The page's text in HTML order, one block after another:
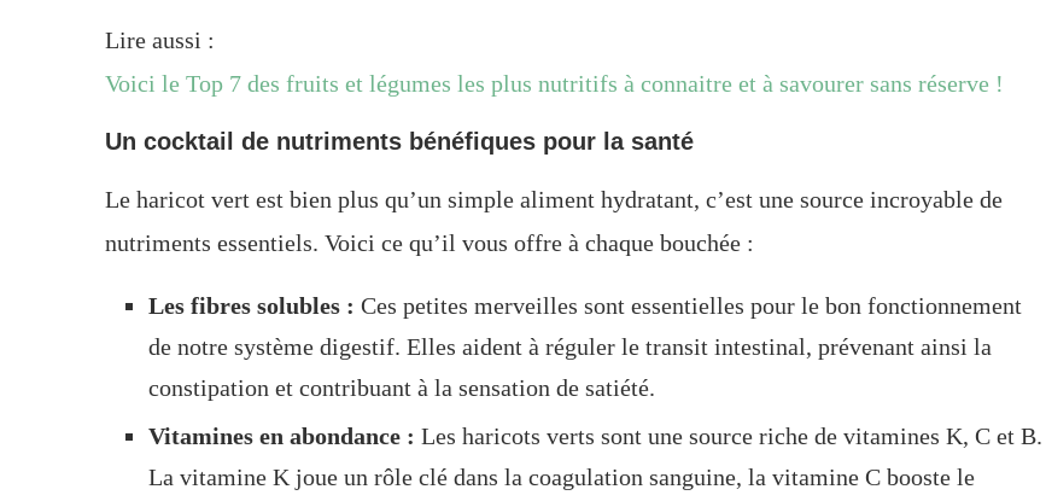
Lire aussi :
Voici le Top 7 des fruits et légumes les plus nutritifs à connaitre et à savourer sans réserve !
Un cocktail de nutriments bénéfiques pour la santé
Le haricot vert est bien plus qu’un simple aliment hydratant, c’est une source incroyable de
nutriments essentiels. Voici ce qu’il vous offre à chaque bouchée :
Les fibres solubles : Ces petites merveilles sont essentielles pour le bon fonctionnement
de notre système digestif. Elles aident à réguler le transit intestinal, prévenant ainsi la
constipation et contribuant à la sensation de satiété.
Vitamines en abondance : Les haricots verts sont une source riche de vitamines K, C et B.
La vitamine K joue un rôle clé dans la coagulation sanguine, la vitamine C booste le